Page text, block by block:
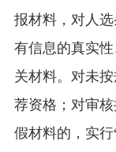
报材料，对人
有信息的真实
关材料。对未
荐资格；对审
假材料的，实行